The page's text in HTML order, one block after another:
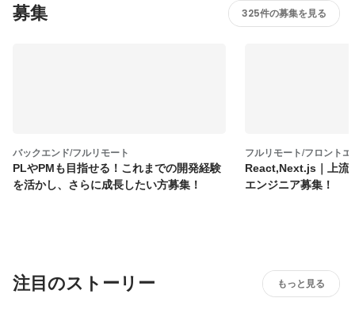
募集 325件の募集を見る
バックエンド/フルリモート
PLやPMも目指せる！これまでの開発経験
を活かし、さらに成長したい方募集！
フルリモート/フロント
React,Next.js｜上流
エンジニア募集！
注目のストーリー もっと見る